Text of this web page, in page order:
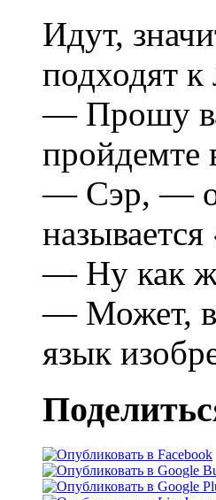
Идут,
подходят к
— Прошу
пройдемте
— Сэр, —
— Ну как
— Может,
язык